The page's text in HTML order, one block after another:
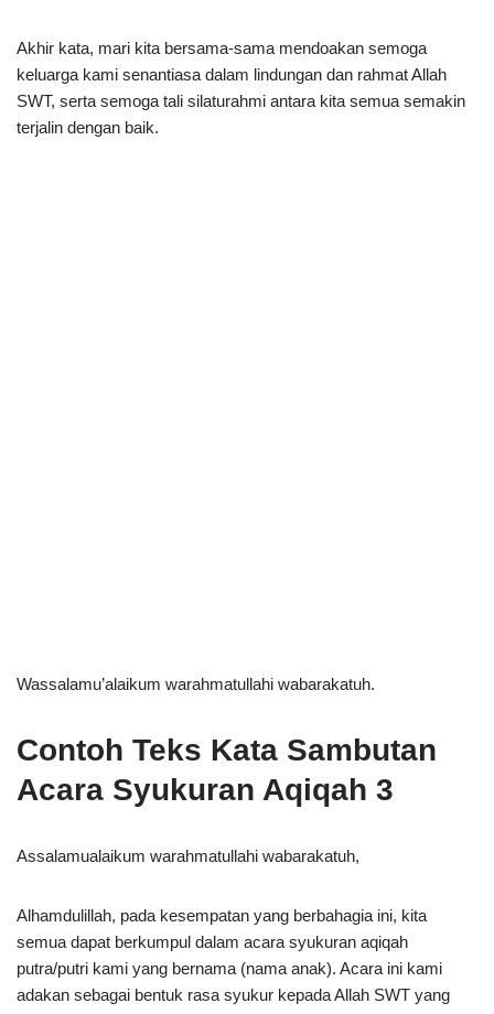
Akhir kata, mari kita bersama-sama mendoakan semoga
keluarga kami senantiasa dalam lindungan dan rahmat Allah
SWT, serta semoga tali silaturahmi antara kita semua semakin
terjalin dengan baik.
Wassalamu’alaikum warahmatullahi wabarakatuh.
Contoh Teks Kata Sambutan
Acara Syukuran Aqiqah 3
Assalamualaikum warahmatullahi wabarakatuh,
Alhamdulillah, pada kesempatan yang berbahagia ini, kita
semua dapat berkumpul dalam acara syukuran aqiqah
putra/putri kami yang bernama (nama anak). Acara ini kami
adakan sebagai bentuk rasa syukur kepada Allah SWT yang